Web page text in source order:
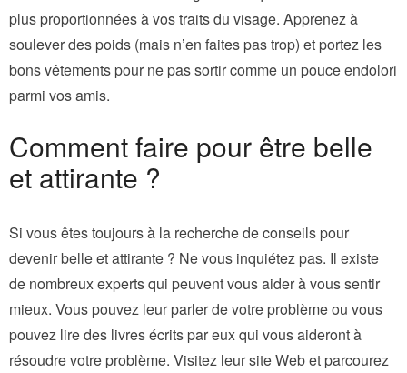
plus proportionnées à vos traits du visage. Apprenez à
soulever des poids (mais n’en faites pas trop) et portez les
bons vêtements pour ne pas sortir comme un pouce endolori
parmi vos amis.
Comment faire pour être belle
et attirante ?
Si vous êtes toujours à la recherche de conseils pour
devenir belle et attirante ? Ne vous inquiétez pas. Il existe
de nombreux experts qui peuvent vous aider à vous sentir
mieux. Vous pouvez leur parler de votre problème ou vous
pouvez lire des livres écrits par eux qui vous aideront à
résoudre votre problème. Visitez leur site Web et parcourez